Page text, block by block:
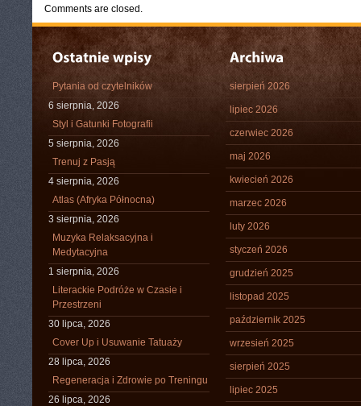
Comments are closed.
Pytania od czytelników
6 sierpnia, 2026
Styl i Gatunki Fotografii
5 sierpnia, 2026
Trenuj z Pasją
4 sierpnia, 2026
Atlas (Afryka Północna)
3 sierpnia, 2026
Muzyka Relaksacyjna i
Medytacyjna
1 sierpnia, 2026
Literackie Podróże w Czasie i
Przestrzeni
30 lipca, 2026
Cover Up i Usuwanie Tatuaży
28 lipca, 2026
Regeneracja i Zdrowie po Treningu
26 lipca, 2026
sierpień 2026
lipiec 2026
czerwiec 2026
maj 2026
kwiecień 2026
marzec 2026
luty 2026
styczeń 2026
grudzień 2025
listopad 2025
październik 2025
wrzesień 2025
sierpień 2025
lipiec 2025